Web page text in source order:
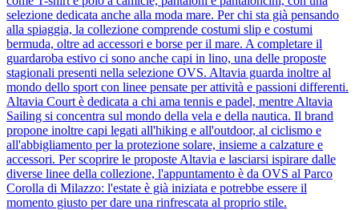
selezione dedicata anche alla moda mare. Per chi sta già pensando
alla spiaggia, la collezione comprende costumi slip e costumi
bermuda, oltre ad accessori e borse per il mare. A completare il
guardaroba estivo ci sono anche capi in lino, una delle proposte
stagionali presenti nella selezione OVS. Altavia guarda inoltre al
mondo dello sport con linee pensate per attività e passioni differenti.
Altavia Court è dedicata a chi ama tennis e padel, mentre Altavia
Sailing si concentra sul mondo della vela e della nautica. Il brand
propone inoltre capi legati all'hiking e all'outdoor, al ciclismo e
all'abbigliamento per la protezione solare, insieme a calzature e
accessori. Per scoprire le proposte Altavia e lasciarsi ispirare dalle
diverse linee della collezione, l'appuntamento è da OVS al Parco
Corolla di Milazzo: l'estate è già iniziata e potrebbe essere il
momento giusto per dare una rinfrescata al proprio stile.